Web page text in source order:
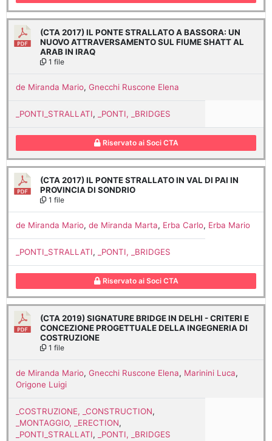
(CTA 2017) IL PONTE STRALLATO A BASSORA: UN
NUOVO ATTRAVERSAMENTO SUL FIUME SHATT AL
ARAB IN IRAQ
1 file
de Miranda Mario, Gnecchi Ruscone Elena
_PONTI_STRALLATI, _PONTI, _BRIDGES
Riservato ai Soci CTA
(CTA 2017) IL PONTE STRALLATO IN VAL DI PAI IN
PROVINCIA DI SONDRIO
1 file
de Miranda Mario, de Miranda Marta, Erba Carlo, Erba Mario
_PONTI_STRALLATI, _PONTI, _BRIDGES
Riservato ai Soci CTA
(CTA 2019) SIGNATURE BRIDGE IN DELHI - CRITERI E
CONCEZIONE PROGETTUALE DELLA INGEGNERIA DI
COSTRUZIONE
1 file
de Miranda Mario, Gnecchi Ruscone Elena, Marinini Luca,
Origone Luigi
_COSTRUZIONE, _CONSTRUCTION,
_MONTAGGIO, _ERECTION,
_PONTI_STRALLATI, _PONTI, _BRIDGES